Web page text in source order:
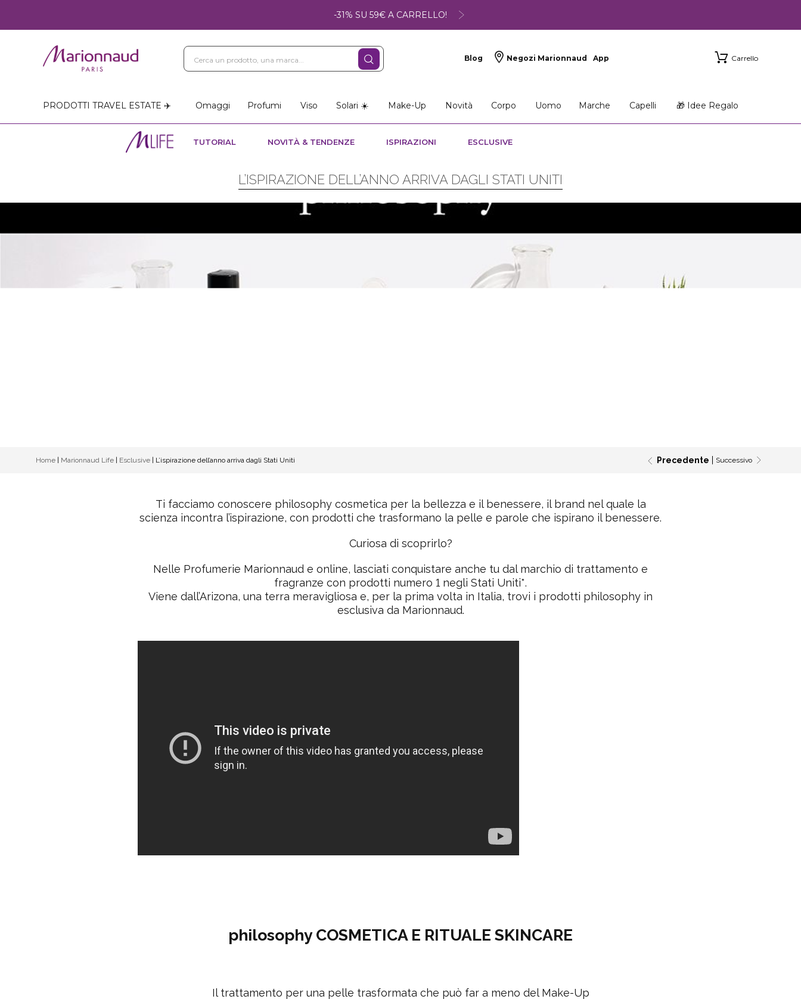
-31% SU 59€ A CARRELLO!
Blog Negozi Marionnaud App Carrello
PRODOTTI TRAVEL ESTATE ✈️ Omaggi Profumi Viso Solari ☀️ Make-Up Novità Corpo Uomo Marche Capelli 🎁 Idee Regalo
TUTORIAL NOVITÀ & TENDENZE ISPIRAZIONI ESCLUSIVE
L’ISPIRAZIONE DELL’ANNO ARRIVA DAGLI STATI UNITI
Home Marionnaud Life Esclusive L’ispirazione dell’anno arriva dagli Stati Uniti Precedente Successivo
Ti facciamo conoscere philosophy cosmetica per la bellezza e il benessere, il brand nel quale la
scienza incontra l’ispirazione, con prodotti che trasformano la pelle e parole che ispirano il benessere.
Curiosa di scoprirlo?
Nelle Profumerie Marionnaud e online, lasciati conquistare anche tu dal marchio di trattamento e
fragranze con prodotti numero 1 negli Stati Uniti*.
Viene dall’Arizona, una terra meravigliosa e, per la prima volta in Italia, trovi i prodotti philosophy in
esclusiva da Marionnaud.
philosophy COSMETICA E RITUALE SKINCARE
Il trattamento per una pelle trasformata che può far a meno del Make-Up